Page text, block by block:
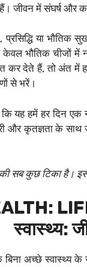
जीवन में संघर्ष और
प्रसिद्धि या भौतिक
भौतिक चीजों में
कर देते हैं, तो अंत
से भरें।
यह हमें हर दिन
कृतज्ञता के साथ
सब कुछ टिका है।
स्वास्थ्य:
बिना अच्छे